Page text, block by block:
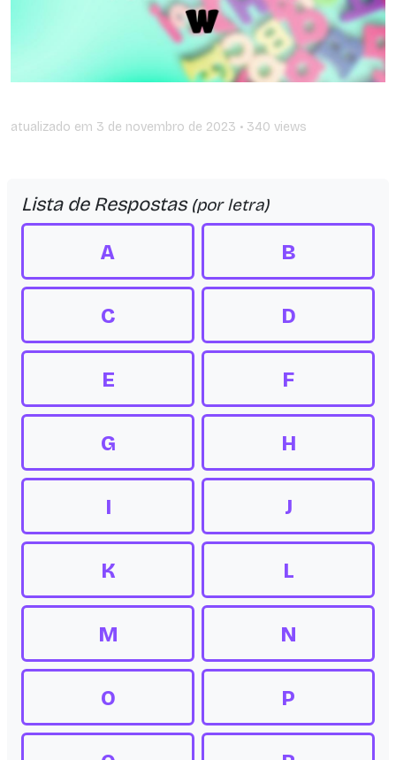
atualizado em 3 de novembro de 2023 • 340 views
Lista de Respostas (por letra)
A B
C D
E F
G H
I J
K L
M N
O P